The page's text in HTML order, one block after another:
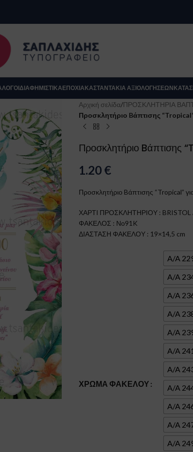
ΔΙΑΦΗΜΙΣΤΙΚΑΕΠΟΧΙΑΚΆΣΤΑΝΤΆΚΙΑ ΑΞΙΟΛΟΓΉΣΕΩΝ
Αρχική σελίδα/ΠΡΟΣΚΛΗΤΗΡΙΑ
Προσκλητήριο Bάπτισης “Tropical”
Προσκλητήριο Bάπτισης
1.20 €
Προσκλητήριο Bάπτισης “Tropical”
ΧΑΡΤΙ ΠΡΟΣΚΛΗΤΗΡΙΟΥ :
ΦΑΚΕΛΟΣ : Νο91K
ΔΙΑΣΤΑΣΗ ΦΑΚΕΛΟΥ : 19×14,5 cm
ΧΡΏΜΑ ΦΑΚΈΛΟΥ
A/A
A/A
A/A
A/A
A/A
A/A
A/A
A/A
A/A
A/A
A/A